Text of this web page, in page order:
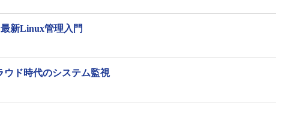
新Linux管理入門
ウド時代のシステム監視